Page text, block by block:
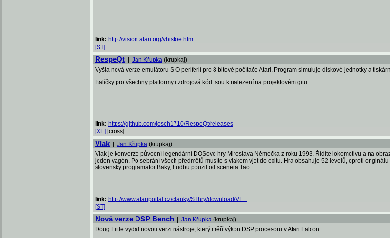
link: http://vision.atari.org/vhistoe.htm
[ST]
RespeQt Jan Křupka (krupkaj)
Vyšla nová verze emulátoru SIO periferií pro 8 bitové počítače Atari. Program simuluje diskové jednotky a
Balíčky pro všechny platformy i zdrojová kód jsou k nalezení na projektovém gitu.
link: https://github.com/josch1710/RespeQt/releases
[XE] [cross]
Vlak Jan Křupka (krupkaj)
Vlak je konverze původní legendární DOSové hry Miroslava Němečka z roku 1993. Řídíte lokomotivu a na
jeden vagón. Po sebrání všech předmětů musíte s vlakem vjet do exitu. Hra obsahuje 52 levelů, oproti
slovenský programátor Baky, hudbu použil od scenera Tao.
link: http://www.atariportal.cz/clanky/SThry/download/VL...
[ST]
Nová verze DSP Bench Jan Křupka (krupkaj)
Doug Little vydal novou verzi nástroje, který měří výkon DSP procesoru v Atari Falcon.